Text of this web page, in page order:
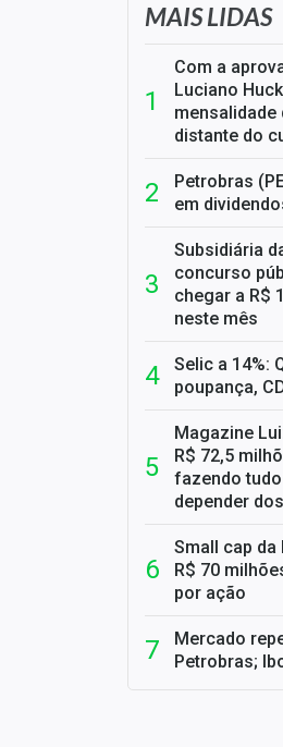
MAIS LIDAS
Com a
Luciano
mensalidade
distante do
Petrobras
em
Subsidiária
concurso
chegar a R$
neste mês
Selic a 14%:
poupança,
Magazine
R$ 72,5
fazendo
depender
Small cap
R$ 70
por ação
Mercado
Petrobras;